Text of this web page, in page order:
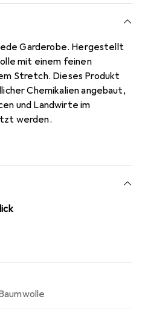
Garderobe. Hergestellt
mit einem feinen
Stretch. Dieses Produkt
Chemikalien angebaut,
und Landwirte im
werden.